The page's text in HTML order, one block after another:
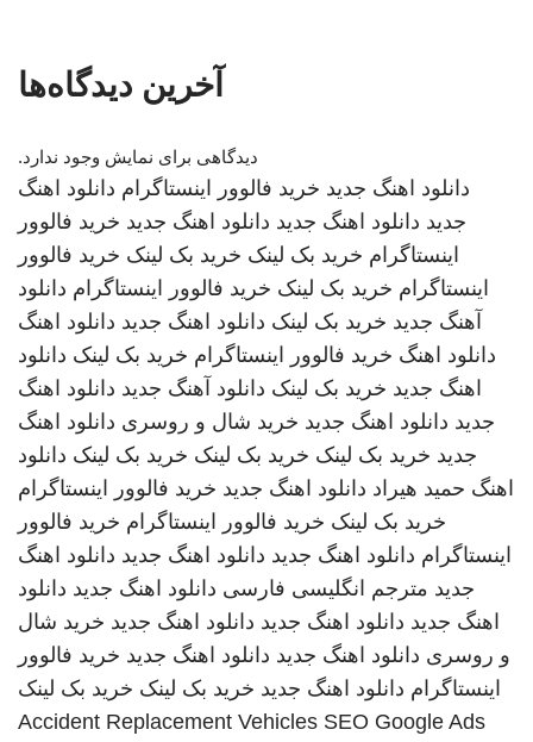
آخرین دیدگاه‌ها
دیدگاهی برای نمایش وجود ندارد.
دانلود اهنگ جدید خرید فالوور اینستاگرام دانلود اهنگ
جدید دانلود اهنگ جدید دانلود اهنگ جدید خرید فالوور
اینستاگرام خرید بک لینک خرید بک لینک خرید فالوور
اینستاگرام خرید بک لینک خرید فالوور اینستاگرام دانلود
آهنگ جدید خرید بک لینک دانلود اهنگ جدید دانلود اهنگ
دانلود اهنگ خرید فالوور اینستاگرام خرید بک لینک دانلود
اهنگ جدید خرید بک لینک دانلود آهنگ جدید دانلود اهنگ
جدید دانلود اهنگ جدید خرید شال و روسری دانلود اهنگ
جدید خرید بک لینک خرید بک لینک خرید بک لینک دانلود
اهنگ حمید هیراد دانلود اهنگ جدید خرید فالوور اینستاگرام
خرید بک لینک خرید فالوور اینستاگرام خرید فالوور
اینستاگرام دانلود اهنگ جدید دانلود اهنگ جدید دانلود اهنگ
جدید مترجم انگلیسی فارسی دانلود اهنگ جدید دانلود
اهنگ جدید دانلود اهنگ جدید دانلود اهنگ جدید خرید شال
و روسری دانلود اهنگ جدید دانلود اهنگ جدید خرید فالوور
اینستاگرام دانلود اهنگ جدید خرید بک لینک خرید بک لینک
Accident Replacement Vehicles SEO Google Ads